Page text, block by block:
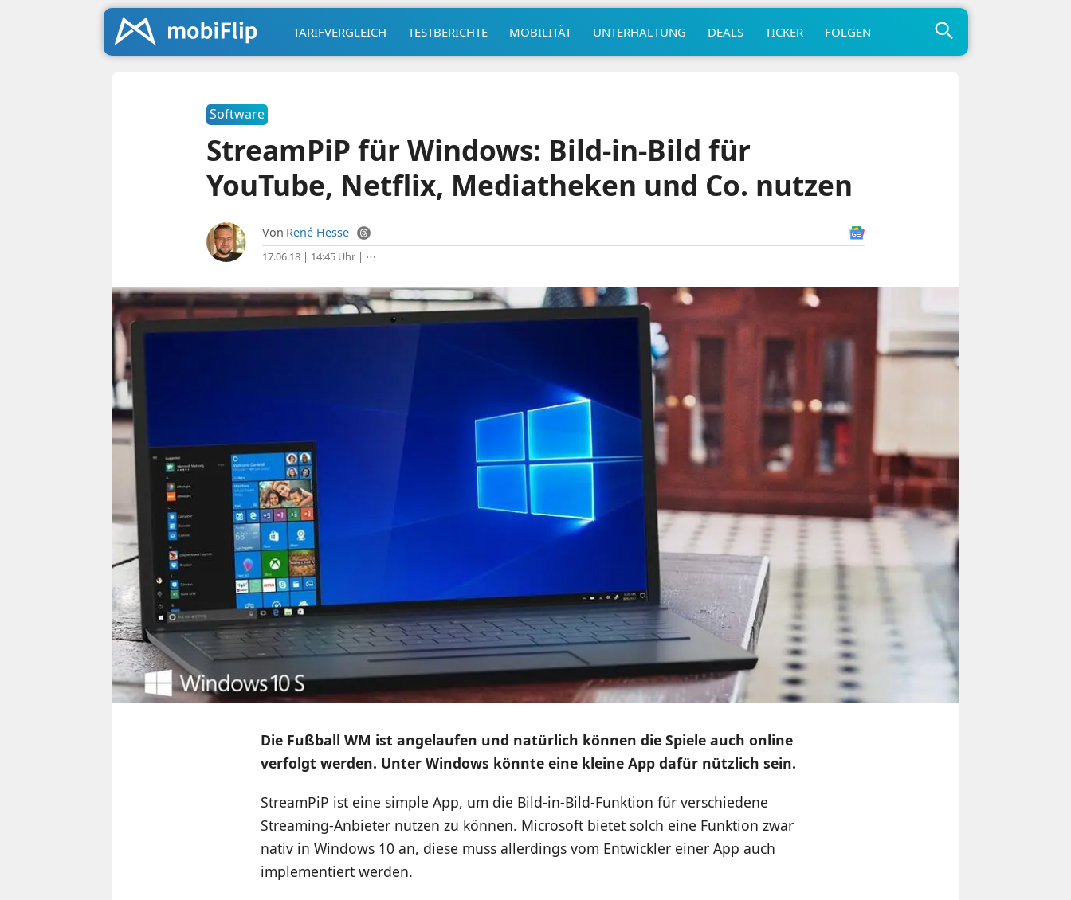
TARIFVERGLEICH TESTBERICHTE MOBILITÄT UNTERHALTUNG DEALS TICKER FOLGEN
Software
StreamPiP für Windows: Bild-in-Bild für
YouTube, Netflix, Mediatheken und Co. nutzen
Von René Hesse
17.06.18 | 14:45 Uhr| ⋯
Die Fußball WM ist angelaufen und natürlich können die Spiele auch online
verfolgt werden. Unter Windows könnte eine kleine App dafür nützlich sein.
StreamPiP ist eine simple App, um die Bild-in-Bild-Funktion für verschiedene
Streaming-Anbieter nutzen zu können. Microsoft bietet solch eine Funktion zwar
nativ in Windows 10 an, diese muss allerdings vom Entwickler einer App auch
implementiert werden.